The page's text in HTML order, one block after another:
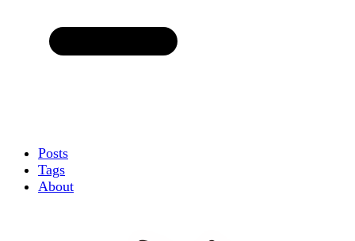
Posts
Tags
About